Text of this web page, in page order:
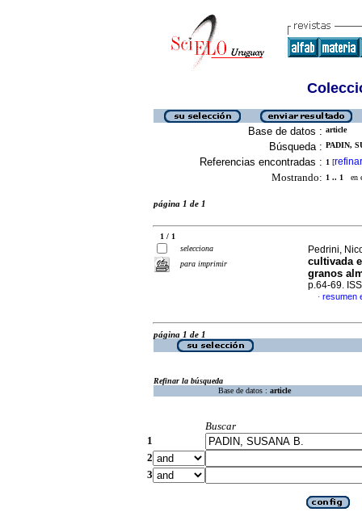
Base de datos : article
Búsqueda : PADIN,
Referencias encontradas : 1 [refinar
Mostrando: 1 .. 1 en
página 1 de 1
1 / 1
selecciona
para imprimir
Pedrini,
cultivada
granos
p.64-69.
· resumen
página 1 de 1
Refinar la búsqueda
Base de datos : article
Buscar
1
2
3